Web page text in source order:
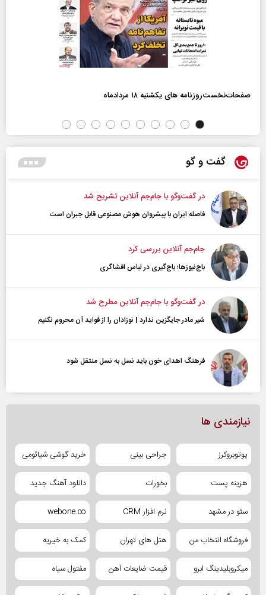
صفحات‌نخست‌روزنامه ها‌ی یکشنبه ۱۸ مردادماه
گفت و گو
در گفت‌و‌گو با جام‌جم آنلاین تشریح شد
فاصله ایران با پیشرو‌ان هوش مصنوعی قابل جبران است
جام‌جم آنلاین بررسی کرد
باج‌نیوزها؛ باج‌گیری در لباس افشاگری
در گفت‌و‌گو با جام‌جم آنلاین مطرح شد
شیر مادر جایگزین ندارد | نوزادان را از فواید آن محروم نکنیم
فرهنگ اهدای خون باید نسل به نسل منتقل شود
نیازمندی ها
یوتوبروکرز جراحی بینی خرید گوشی شیائومی
هزینه پست بخورات دانلود آهنگ جدید
سئو در مشهد نرم افزار CRM webone.co
فروشگاه انتخاب من هتل های تهران کمک به خیریه
میکروبلیدینگ ابرو قیمت ضایعات آهن مفتول سیاه